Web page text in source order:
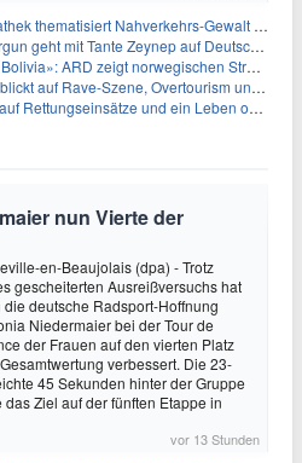
thematisiert Nahverkehrs-Gewalt und Soldatinnen
geht mit Tante Zeynep auf Deutschlandreise
ARD zeigt norwegischen Streaminghit
auf Rave-Szene, Overtourism und Pokémon-Kult
und ein Leben ohne Smartphone
nun Vierte der
en-Beaujolais (dpa) - Trotz
gescheiterten Ausreißversuchs hat
die deutsche Radsport-Hoffnung
Niedermaier bei der Tour de
der Frauen auf den vierten Platz
verbessert. Die 23-
45 Sekunden hinter der Gruppe
Ziel auf der fünften Etappe in
vor 13 Stunden